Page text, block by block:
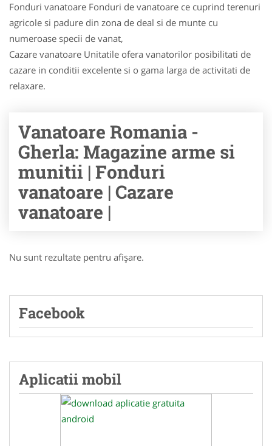
Fonduri vanatoare Fonduri de vanatoare ce cuprind terenuri
agricole si padure din zona de deal si de munte cu
numeroase specii de vanat,
Cazare vanatoare Unitatile ofera vanatorilor posibilitati de
cazare in conditii excelente si o gama larga de activitati de
relaxare.
Vanatoare Romania -
Gherla: Magazine arme si
munitii | Fonduri
vanatoare | Cazare
vanatoare |
Nu sunt rezultate pentru afişare.
Facebook
Aplicatii mobil